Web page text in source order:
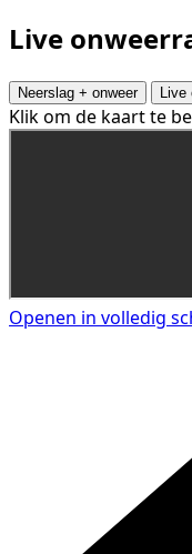
Live
Neerslag + onweer Live
Klik om de kaart te
Openen in volledig